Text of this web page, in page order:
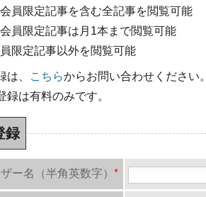
会員限定記事を含む全記事を閲覧可能
会員限定記事は月1本まで閲覧可能
限定記事以外を閲覧可能
は、 こちらからお問い合わせください。
録は有料のみです。
録
ー名（半角英数字） *